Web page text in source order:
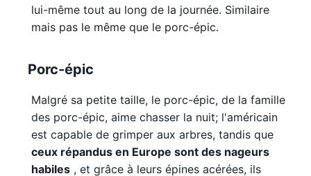
lui-même tout au long de la journée. Similaire
mais pas le même que le porc-épic.
Porc-épic
Malgré sa petite taille, le porc-épic, de la famille
des porc-épic, aime chasser la nuit; l'américain
est capable de grimper aux arbres, tandis que
ceux répandus en Europe sont des nageurs
habiles , et grâce à leurs épines acérées, ils